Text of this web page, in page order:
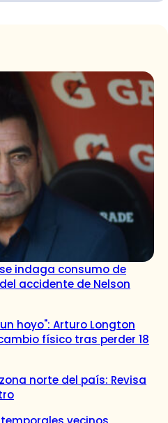
indaga consumo de
accidente de Nelson
hoyo": Arturo Longton
físico tras perder 18
norte del país: Revisa